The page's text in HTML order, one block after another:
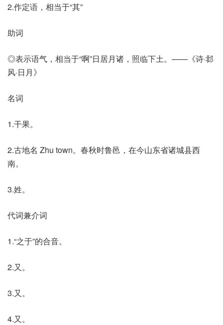
2.作定语，相当于“其”
助词
◎表示语气，相当于“啊”日居月诸，照临下土。——《诗·邶
风·日月》
名词
1.干果。
2.古地名 Zhu town。春秋时鲁邑，在今山东省诸城县西
南。
3.姓。
代词兼介词
1.“之于”的合音。
2.又。
3.又。
4.又。